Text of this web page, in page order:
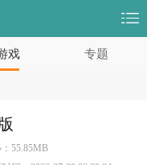
戏 专题
：55.85MB